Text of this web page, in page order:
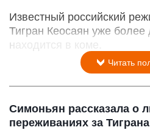
Известный российский
Тигран Кеосаян уже более
находится в коме.
Читать
Симоньян рассказала о
переживаниях за